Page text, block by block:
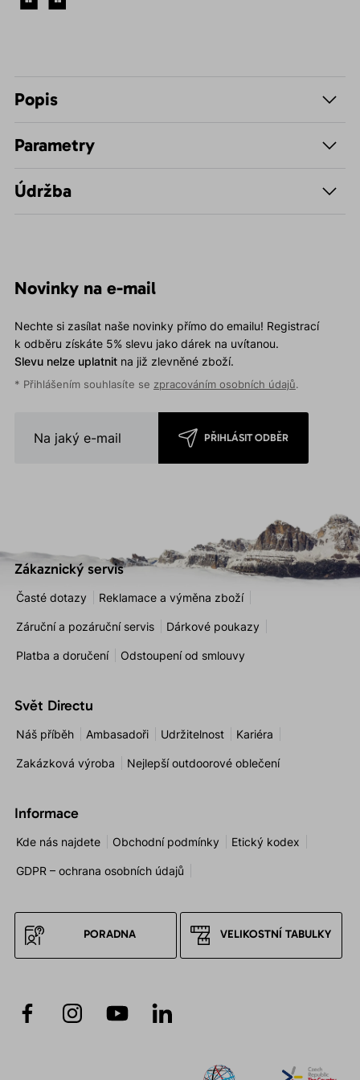
Popis
Parametry
Údržba
Novinky na e-mail
Nechte si zasílat naše novinky přímo do emailu! Registrací
k odběru získáte 5% slevu jako dárek na uvítanou.
Slevu nelze uplatnitna již zlevněné zboží.
* Přihlášením souhlasíte se zpracováním osobních údajů.
PŘIHLÁSIT ODBĚR
Zákaznický servis
Časté dotazy Reklamace a výměna zboží
Záruční a pozáruční servis Dárkové poukazy
Platba a doručení Odstoupení od smlouvy
Svět Directu
Náš příběh Ambasadoři Udržitelnost Kariéra
Zakázková výroba Nejlepší outdoorové oblečení
Informace
Kde nás najdete Obchodní podmínky Etický kodex
GDPR – ochrana osobních údajů
PORADNA VELIKOSTNÍ TABULKY